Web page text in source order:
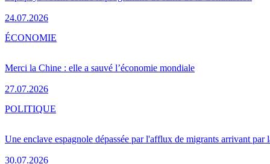
24.07.2026
Merci la Chine : elle a sauvé l’économie mondiale
27.07.2026
ÉCONOMIE
Une enclave espagnole dépassée par l'afflux de migrants arrivant par
30.07.2026
POLITIQUE